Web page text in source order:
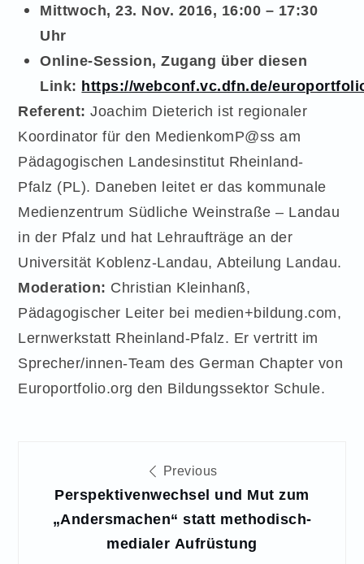
Mittwoch, 23. Nov. 2016, 16:00 – 17:30
Uhr
Online-Session, Zugang über diesen
Link: https://webconf.vc.dfn.de/
Referent: Joachim Dieterich ist regionaler
Koordinator für den MedienkomP@ss am
Pädagogischen Landesinstitut Rheinland-
Pfalz (PL). Daneben leitet er das kommunale
Medienzentrum Südliche Weinstraße – Landau
in der Pfalz und hat Lehraufträge an der
Universität Koblenz-Landau, Abteilung Landau.
Moderation: Christian Kleinhanß,
Pädagogischer Leiter bei medien+bildung.com,
Lernwerkstatt Rheinland-Pfalz. Er vertritt im
Sprecher/innen-Team des German Chapter von
Europortfolio.org den Bildungssektor Schule.
Beitragsnavigation
Previous
Perspektivenwechsel und Mut zum
„Andersmachen“ statt methodisch-
medialer Aufrüstung